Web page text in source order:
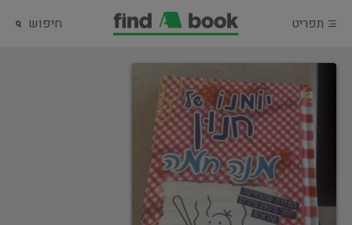
תפריט חיפוש